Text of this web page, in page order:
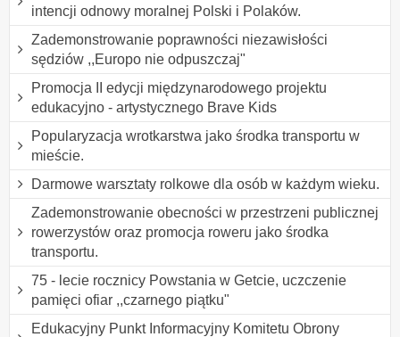
intencji odnowy moralnej Polski i Polaków.
Zademonstrowanie poprawności niezawisłości
sędziów ,,Europo nie odpuszczaj"
Promocja II edycji międzynarodowego projektu
edukacyjno - artystycznego Brave Kids
Popularyzacja wrotkarstwa jako środka transportu w
mieście.
Darmowe warsztaty rolkowe dla osób w każdym wieku.
Zademonstrowanie obecności w przestrzeni publicznej
rowerzystów oraz promocja roweru jako środka
transportu.
75 - lecie rocznicy Powstania w Getcie, uczczenie
pamięci ofiar ,,czarnego piątku"
Edukacyjny Punkt Informacyjny Komitetu Obrony